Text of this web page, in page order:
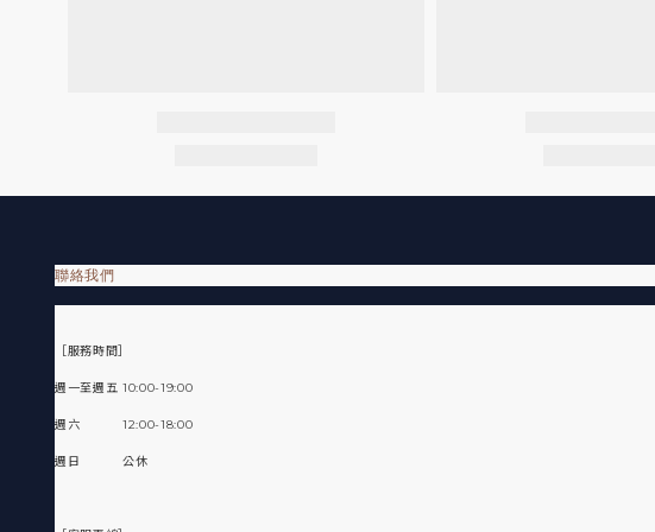
聯絡我們
［服務時間］
週一至週五 10:00-19:00
週六 12:00-18:00
週日 公休